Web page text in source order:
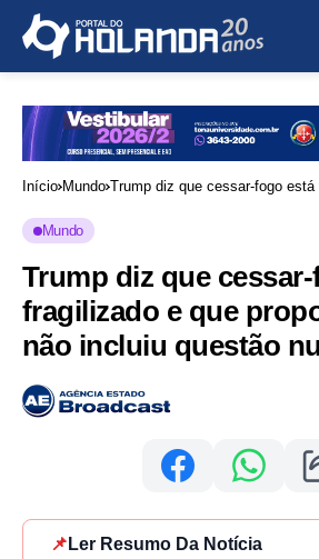
Início Mundo Trump diz que cessar-fogo
Mundo
Trump diz que
fragilizado e que
não incluiu questão
📌 Ler Resumo Da Notícia